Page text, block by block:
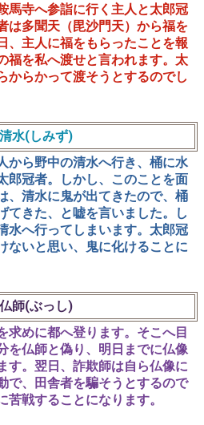
馬寺へ参詣に行く主人と太郎冠
は多聞天（毘沙門天）から福を
、主人に福をもらったことを報
福を私へ渡せと言われます。太
からかって渡そうとするのでし
水(しみず)
から野中の清水へ行き、桶に水
郎冠者。しかし、このことを面
、清水に鬼が出てきたので、桶
てきた、と嘘を言いました。し
水へ行ってしまいます。太郎冠
ないと思い、鬼に化けることに
師(ぶっし)
求めに都へ登ります。そこへ目
を仏師と偽り、明日までに仏像
す。翌日、詐欺師は自ら仏像に
で、田舎者を騙そうとするので
戦することになります。